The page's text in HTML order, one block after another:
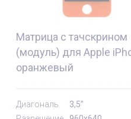
Комплектующие
Матрица с тачскрином
(модуль) для Apple
оранжевый
Диагональ
3,5"